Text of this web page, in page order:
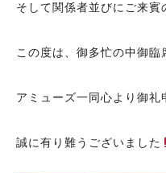
そして関係者並びにご来賓
この度は、御多忙の中御臨
アミューズ一同心より御礼
誠に有り難うございました